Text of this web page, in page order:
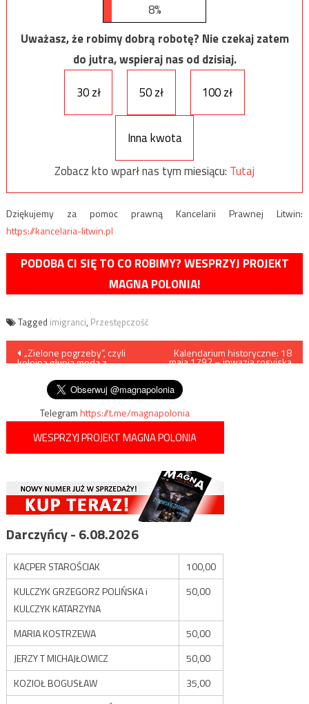
8%
Uważasz, że robimy dobrą robotę? Nie czekaj zatem
do jutra, wspieraj nas od dzisiaj.
30 zł
50 zł 100 zł
Inna kwota
Zobacz kto wparł nas tym miesiącu: Tutaj
Dziękujemy za pomoc prawną Kancelarii Prawnej Litwin:
https://kancelaria-litwin.pl
PODOBA CI SIĘ TO CO ROBIMY? WESPRZYJ PROJEKT
MAGNA POLONIA!
Tagged imigranci, Przestępczość
Nawigacja
wpisu
„Zielone pogrzeby”, czyli
kolejna głupia moda z
Kalendarium historyczne: 18
maja 1792 – inwazja rosyjska
Telegramhttps://t.me/magnapolonia
WESPRZYJ PROJEKT MAGNA POLONIA
Darczyńcy - 6.08.2026
KACPER STAROŚCIAK
100,00
KULCZYK GRZEGORZ POLIŃSKA i
KULCZYK KATARZYNA
50,00
MARIA KOSTRZEWA
50,00
JERZY T MICHAJŁOWICZ
50,00
KOZIOŁ BOGUSŁAW
35,00